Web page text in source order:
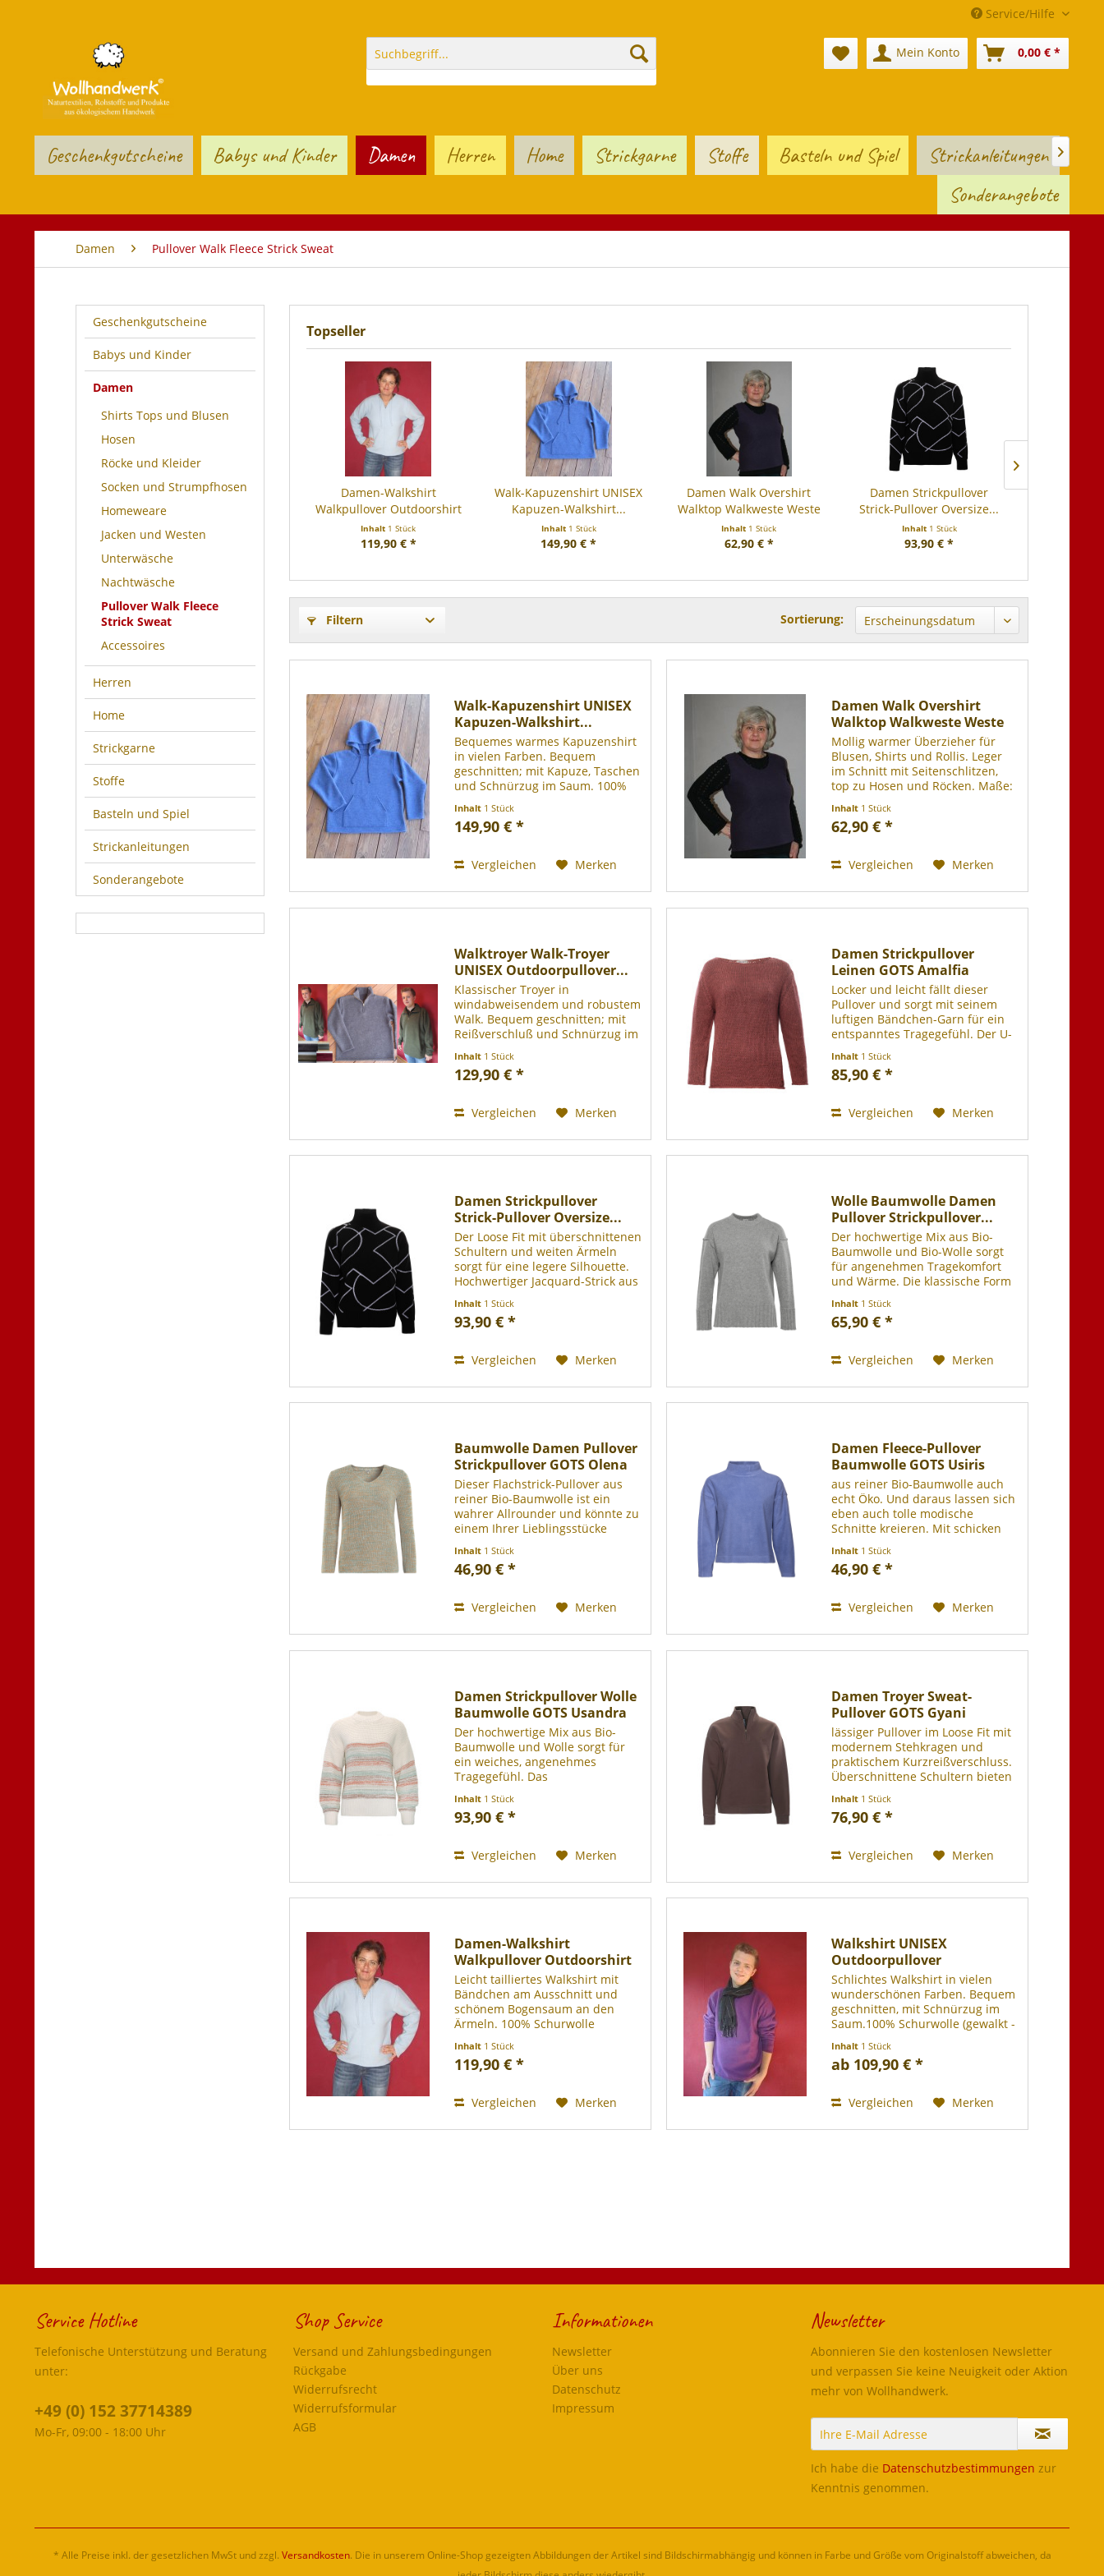
Service/Hilfe
Mein Konto 0,00 € *
Geschenkgutscheine Babys und Kinder Damen Herren Home Strickgarne Stoffe Basteln und Spiel
Strickanleitungen
Sonderangebote

Damen Pullover Walk Fleece Strick Sweat
Geschenkgutscheine
Babys und Kinder
Damen
Shirts Tops und Blusen
Hosen
Röcke und Kleider
Socken und Strumpfhosen
Homeweare
Jacken und Westen
Unterwäsche
Nachtwäsche
Pullover Walk Fleece
Strick Sweat
Accessoires
Herren
Home
Strickgarne
Stoffe
Basteln und Spiel
Strickanleitungen
Sonderangebote
Topseller
Damen-Walkshirt
Walkpullover Outdoorshirt
Inhalt 1 Stück
119,90 € *
Walk-Kapuzenshirt UNISEX
Kapuzen-Walkshirt...
Inhalt 1 Stück
149,90 € *
Damen Walk Overshirt
Walktop Walkweste Weste
Inhalt 1 Stück
62,90 € *
Damen Strickpullover
Strick-Pullover Oversize...
Inhalt 1 Stück
93,90 € *
Filtern Sortierung:
Walk-Kapuzenshirt UNISEX
Kapuzen-Walkshirt...
Bequemes warmes Kapuzenshirt
in vielen Farben. Bequem
geschnitten; mit Kapuze, Taschen
und Schnürzug im Saum. 100%
frei), bei 30° Grad im
Wollwaschgang waschbar.
Inhalt 1 Stück
149,90 € *
Vergleichen Merken
Damen Walk Overshirt
Walktop Walkweste Weste
Mollig warmer Überzieher für
Blusen, Shirts und Rollis. Leger
im Schnitt mit Seitenschlitzen,
top zu Hosen und Röcken. Maße:
49cm. Länge hinten: ca. 61cm.
Unterer Saum einfach: ca. 54cm.
Inhalt 1 Stück
62,90 € *
Vergleichen Merken
Walktroyer Walk-Troyer
UNISEX Outdoorpullover...
Klassischer Troyer in
windabweisendem und robustem
Walk. Bequem geschnitten; mit
Reißverschluß und Schnürzug im
Mulesing frei); bei 30° Grad im
Wollwaschgang waschbar.
Inhalt 1 Stück
129,90 € *
Vergleichen Merken
Damen Strickpullover
Leinen GOTS Amalfia
Locker und leicht fällt dieser
Pullover und sorgt mit seinem
luftigen Bändchen-Garn für ein
entspanntes Tragegefühl. Der U-
lässigen Look, während das
Steinnussplättchen mit Logo
Inhalt 1 Stück
85,90 € *
Vergleichen Merken
Damen Strickpullover
Strick-Pullover Oversize...
Der Loose Fit mit überschnittenen
Schultern und weiten Ärmeln
sorgt für eine legere Silhouette.
Hochwertiger Jacquard-Strick aus
fashioned Verarbeitung stehen
für Qualität und Langlebigkeit.
Inhalt 1 Stück
93,90 € *
Vergleichen Merken
Wolle Baumwolle Damen
Pullover Strickpullover...
Der hochwertige Mix aus Bio-
Baumwolle und Bio-Wolle sorgt
für angenehmen Tragekomfort
und Wärme. Die klassische Form
breite Ripp-Bündchen und
dezente Schlitze am Saum
idealen...
Inhalt 1 Stück
65,90 € *
Vergleichen Merken
Baumwolle Damen Pullover
Strickpullover GOTS Olena
Dieser Flachstrick-Pullover aus
reiner Bio-Baumwolle ist ein
wahrer Allrounder und könnte zu
einem Ihrer Lieblingsstücke
Mouliné-Dessin sorgt für eine
attraktive Optik und macht den
Inhalt 1 Stück
46,90 € *
Vergleichen Merken
Damen Fleece-Pullover
Baumwolle GOTS Usiris
aus reiner Bio-Baumwolle auch
echt Öko. Und daraus lassen sich
eben auch tolle modische
Schnitte kreieren. Mit schicken
Farben die alles andere als
langweilig sind. Aber immer noch
Inhalt 1 Stück
46,90 € *
Vergleichen Merken
Damen Strickpullover Wolle
Baumwolle GOTS Usandra
Der hochwertige Mix aus Bio-
Baumwolle und Wolle sorgt für
ein weiches, angenehmes
Tragegefühl. Das
linken Maschen und sanfter
Streifenoptik schafft einen
besonderem...
Inhalt 1 Stück
93,90 € *
Vergleichen Merken
Damen Troyer Sweat-
Pullover GOTS Gyani
lässiger Pullover im Loose Fit mit
modernem Stehkragen und
praktischem Kurzreißverschluss.
Überschnittene Schultern bieten
Rippbündchen an Ärmeln und
Saum für einen guten Sitz
Inhalt 1 Stück
76,90 € *
Vergleichen Merken
Damen-Walkshirt
Walkpullover Outdoorshirt
Leicht tailliertes Walkshirt mit
Bändchen am Ausschnitt und
schönem Bogensaum an den
Ärmeln. 100% Schurwolle
Grad im Wollwaschgang
waschbar.
Inhalt 1 Stück
119,90 € *
Vergleichen Merken
Walkshirt UNISEX
Outdoorpullover
Schlichtes Walkshirt in vielen
wunderschönen Farben. Bequem
geschnitten, mit Schnürzug im
Saum.100% Schurwolle (gewalkt -
Wollwaschgang waschbar.
Inhalt 1 Stück
ab 109,90 € *
Vergleichen Merken
Service Hotline
Telefonische Unterstützung und Beratung
unter:
+49 (0) 152 37714389
Mo-Fr, 09:00 - 18:00 Uhr
Shop Service
Versand und Zahlungsbedingungen
Rückgabe
Widerrufsrecht
Widerrufsformular
AGB
Informationen
Newsletter
Über uns
Datenschutz
Impressum
Newsletter
Abonnieren Sie den kostenlosen Newsletter
und verpassen Sie keine Neuigkeit oder Aktion
mehr von Wollhandwerk.
Ich habe die Datenschutzbestimmungen zur
Kenntnis genommen.
* Alle Preise inkl. der gesetzlichen MwSt und zzgl. Versandkosten. Die in unserem Online-Shop gezeigten Abbildungen der Artikel sind Bildschirmabhängig und können in Farbe und Größe vom Originalstoff abweichen, da